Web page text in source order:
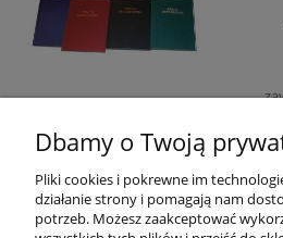
Dbamy o Twoją
Pliki cookies i pokrewne im
działanie strony i pomagają nam
potrzeb. Możesz zaakceptować